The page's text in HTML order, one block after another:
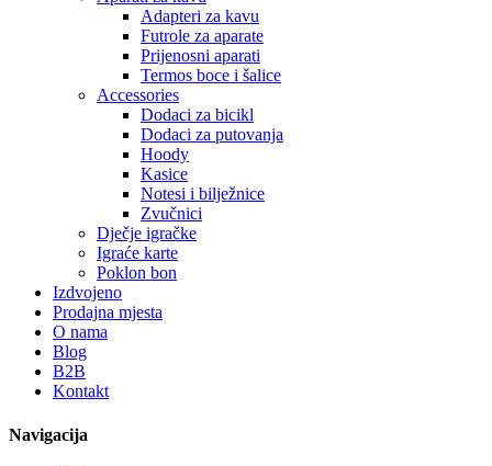
Adapteri za kavu
Futrole za aparate
Prijenosni aparati
Termos boce i šalice
Accessories
Dodaci za bicikl
Dodaci za putovanja
Hoody
Kasice
Notesi i bilježnice
Zvučnici
Dječje igračke
Igraće karte
Poklon bon
Izdvojeno
Prodajna mjesta
O nama
Blog
B2B
Kontakt
Navigacija